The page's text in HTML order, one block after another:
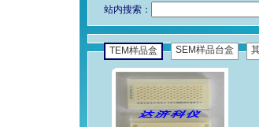
站内搜索：
TEM样品盒 SEM样品台盒